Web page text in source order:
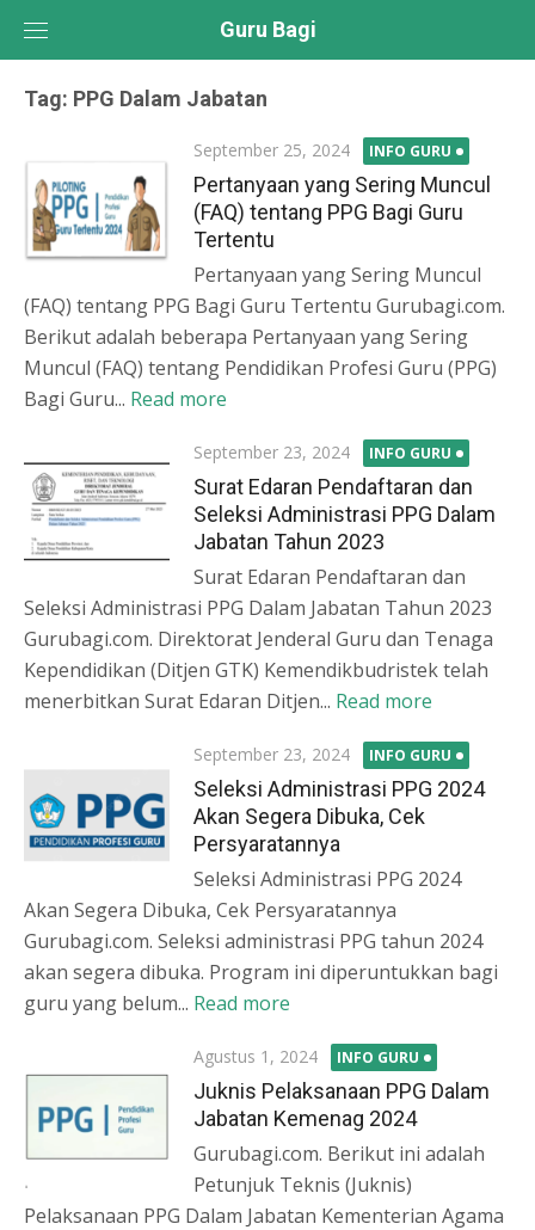
Guru Bagi
Tag: PPG Dalam Jabatan
Posted
on
September 25, 2024 INFO GURU
Pertanyaan yang Sering Muncul
(FAQ) tentang PPG Bagi Guru
Tertentu
Pertanyaan yang Sering Muncul
(FAQ) tentang PPG Bagi Guru Tertentu Gurubagi.com.
Berikut adalah beberapa Pertanyaan yang Sering
Muncul (FAQ) tentang Pendidikan Profesi Guru (PPG)
Bagi Guru... Read more
Posted
on
September 23, 2024 INFO GURU
Surat Edaran Pendaftaran dan
Seleksi Administrasi PPG Dalam
Jabatan Tahun 2023
Surat Edaran Pendaftaran dan
Seleksi Administrasi PPG Dalam Jabatan Tahun 2023
Gurubagi.com. Direktorat Jenderal Guru dan Tenaga
Kependidikan (Ditjen GTK) Kemendikbudristek telah
menerbitkan Surat Edaran Ditjen... Read more
Posted
on
September 23, 2024 INFO GURU
Seleksi Administrasi PPG 2024
Akan Segera Dibuka, Cek
Persyaratannya
Seleksi Administrasi PPG 2024
Akan Segera Dibuka, Cek Persyaratannya
Gurubagi.com. Seleksi administrasi PPG tahun 2024
akan segera dibuka. Program ini diperuntukkan bagi
guru yang belum... Read more
Posted
on
Agustus 1, 2024 INFO GURU
Juknis Pelaksanaan PPG Dalam
Jabatan Kemenag 2024
Gurubagi.com. Berikut ini adalah
Petunjuk Teknis (Juknis)
Pelaksanaan PPG Dalam Jabatan Kementerian Agama